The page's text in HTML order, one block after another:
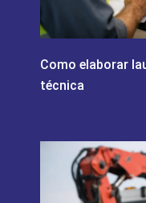
Como elaborar
técnica